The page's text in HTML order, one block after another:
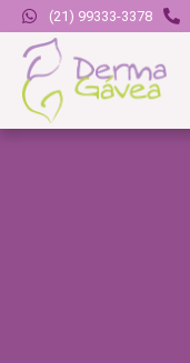
(21) 99333-3378